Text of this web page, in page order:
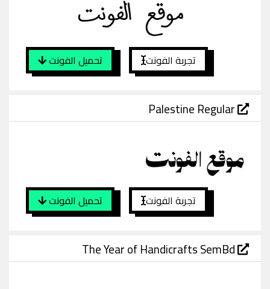
تحميل الفونت تجربة الفونت
Palestine Regular
تحميل الفونت تجربة الفونت
The Year of Handicrafts SemBd